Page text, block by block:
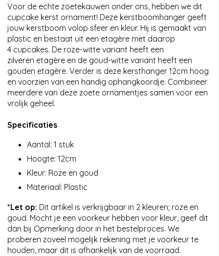
Voor de echte zoetekauwen onder ons, hebben we dit
cupcake kerst ornament! Deze kerstboomhanger geeft
jouw kerstboom volop sfeer en kleur. Hij is gemaakt van
plastic en bestaat uit een etagère met daarop
4 cupcakes. De roze-witte variant heeft een
zilveren etagère en de goud-witte variant heeft een
gouden etagère. Verder is deze kersthanger 12cm hoog
en voorzien van een handig ophangkoordje. Combineer
meerdere van deze zoete ornamentjes samen voor een
vrolijk geheel.
Specificaties
Aantal: 1 stuk
Hoogte: 12cm
Kleur: Roze en goud
Materiaal: Plastic
*Let op: Dit artikel is verkrijgbaar in 2 kleuren; roze en
goud. Mocht je een voorkeur hebben voor kleur, geef dit
dan bij Opmerking door in het bestelproces. We
proberen zoveel mogelijk rekening met je voorkeur te
houden, maar dit is afhankelijk van de voorraad.